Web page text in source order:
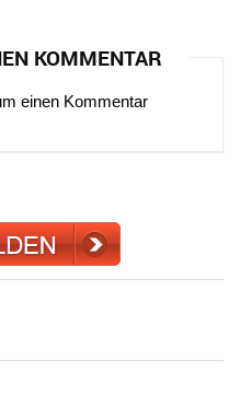
KOMMENTAR
einen Kommentar